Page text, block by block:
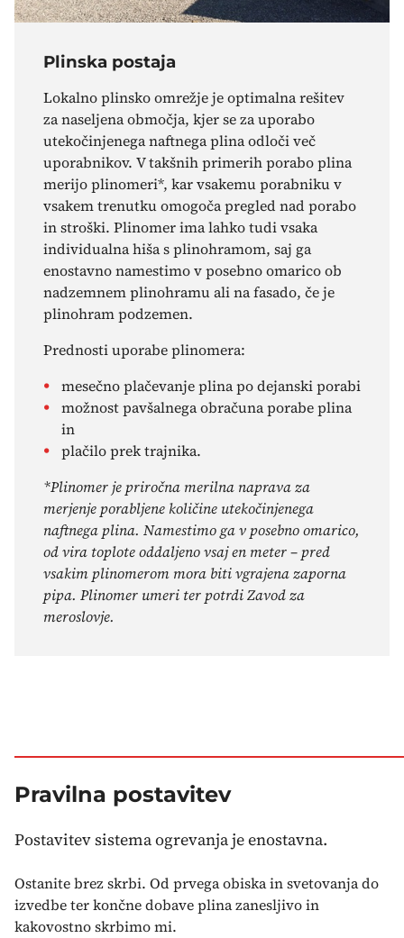
Plinska postaja
Lokalno plinsko omrežje je optimalna rešitev
za naseljena območja, kjer se za uporabo
utekočinjenega naftnega plina odloči več
uporabnikov. V takšnih primerih porabo plina
merijo plinomeri*, kar vsakemu porabniku v
vsakem trenutku omogoča pregled nad porabo
in stroški. Plinomer ima lahko tudi vsaka
individualna hiša s plinohramom, saj ga
enostavno namestimo v posebno omarico ob
nadzemnem plinohramu ali na fasado, če je
plinohram podzemen.
Prednosti uporabe plinomera:
mesečno plačevanje plina po dejanski porabi
možnost pavšalnega obračuna porabe plina
in
plačilo prek trajnika.
*Plinomer je priročna merilna naprava za
merjenje porabljene količine utekočinjenega
naftnega plina. Namestimo ga v posebno omarico,
od vira toplote oddaljeno vsaj en meter – pred
vsakim plinomerom mora biti vgrajena zaporna
pipa. Plinomer umeri ter potrdi Zavod za
meroslovje.
Pravilna postavitev
Postavitev sistema ogrevanja je enostavna.
Ostanite brez skrbi. Od prvega obiska in svetovanja do
izvedbe ter končne dobave plina zanesljivo in
kakovostno skrbimo mi.